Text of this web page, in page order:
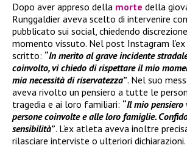
Dopo aver appreso della morte della
Runggaldier aveva scelto di intervenire
pubblicato sui social, chiedendo
momento vissuto. Nel post Instagram
scritto: “In merito al grave incidente
coinvolto, vi chiedo di rispettare il mio
mia necessità di riservatezza”. Nel suo
aveva rivolto un pensiero a tutte le
tragedia e ai loro familiari: “Il mio
persone coinvolte e alle loro famiglie.
sensibilità”. L’ex atleta aveva inoltre
rilasciare interviste o ulteriori dichiarazioni.